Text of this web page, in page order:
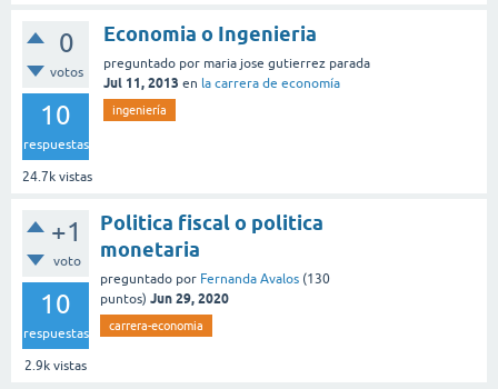
0
votos
10
respuestas
24.7k vistas
Economia o Ingenieria
preguntado por maria jose gutierrez parada
Jul 11, 2013 en la carrera de economía
ingeniería
+1
voto
10
respuestas
2.9k vistas
Politica fiscal o politica
monetaria
preguntado por Fernanda Avalos (130
puntos) Jun 29, 2020
carrera-economia